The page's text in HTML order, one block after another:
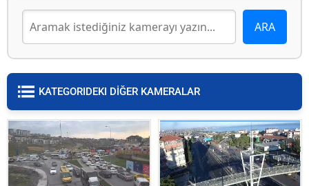
KATEGORIDEKI DİĞER KAMERALAR